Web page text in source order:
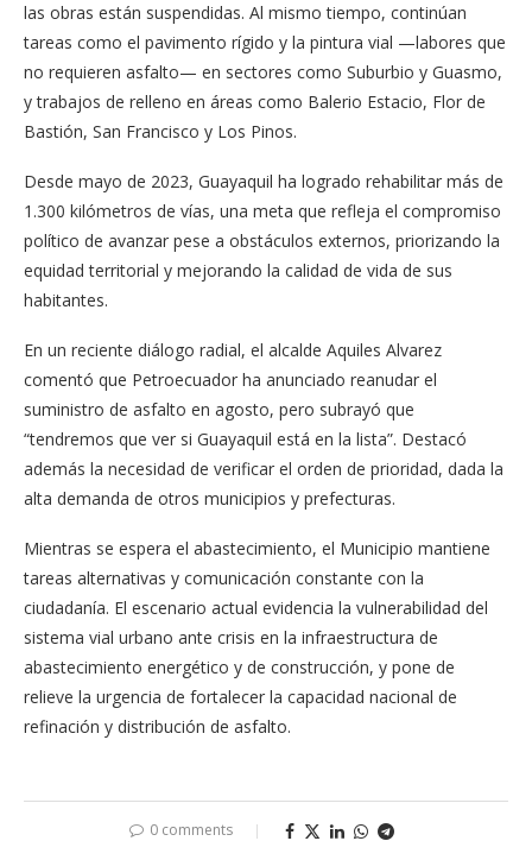
las obras están suspendidas. Al mismo tiempo, continúan
tareas como el pavimento rígido y la pintura vial —labores que
no requieren asfalto— en sectores como Suburbio y Guasmo,
y trabajos de relleno en áreas como Balerio Estacio, Flor de
Bastión, San Francisco y Los Pinos.
Desde mayo de 2023, Guayaquil ha logrado rehabilitar más de
1.300 kilómetros de vías, una meta que refleja el compromiso
político de avanzar pese a obstáculos externos, priorizando la
equidad territorial y mejorando la calidad de vida de sus
habitantes.
En un reciente diálogo radial, el alcalde Aquiles Alvarez
comentó que Petroecuador ha anunciado reanudar el
suministro de asfalto en agosto, pero subrayó que
“tendremos que ver si Guayaquil está en la lista”. Destacó
además la necesidad de verificar el orden de prioridad, dada la
alta demanda de otros municipios y prefecturas.
Mientras se espera el abastecimiento, el Municipio mantiene
tareas alternativas y comunicación constante con la
ciudadanía. El escenario actual evidencia la vulnerabilidad del
sistema vial urbano ante crisis en la infraestructura de
abastecimiento energético y de construcción, y pone de
relieve la urgencia de fortalecer la capacidad nacional de
refinación y distribución de asfalto.
0 comments